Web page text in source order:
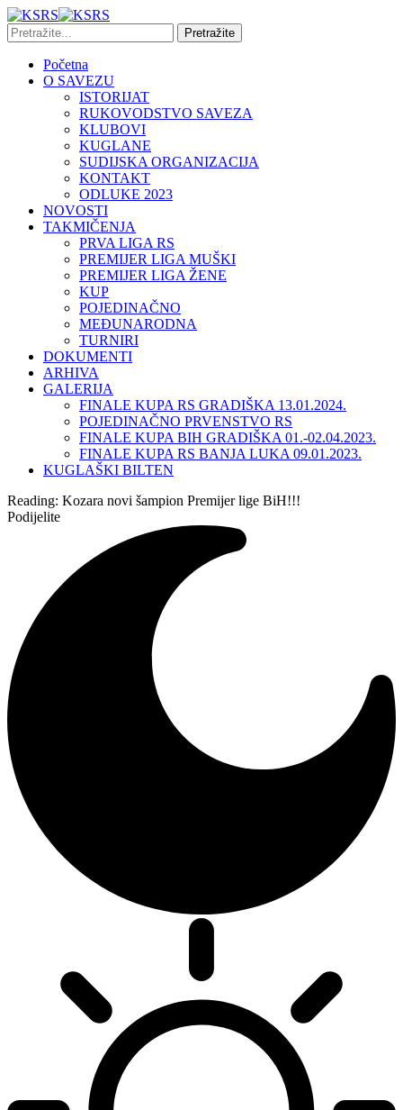
Početna
O SAVEZU
ISTORIJAT
RUKOVODSTVO SAVEZA
KLUBOVI
KUGLANE
SUDIJSKA ORGANIZACIJA
KONTAKT
ODLUKE 2023
NOVOSTI
TAKMIČENJA
PRVA LIGA RS
PREMIJER LIGA MUŠKI
PREMIJER LIGA ŽENE
KUP
POJEDINAČNO
MEĐUNARODNA
TURNIRI
DOKUMENTI
ARHIVA
GALERIJA
FINALE KUPA RS GRADIŠKA 13.01.2024.
POJEDINAČNO PRVENSTVO RS
FINALE KUPA BIH GRADIŠKA 01.-02.04.2023.
FINALE KUPA RS BANJA LUKA 09.01.2023.
KUGLAŠKI BILTEN
Reading: Kozara novi šampion Premijer lige BiH!!!
Podijelite